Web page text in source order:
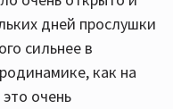
дней прослушки
сильнее в
как на
очень